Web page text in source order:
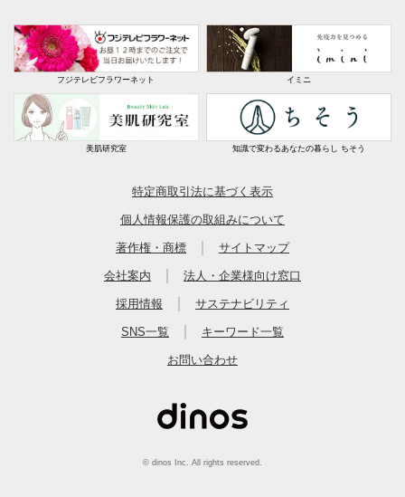
フジテレビフラワーネット イミニ
美肌研究室 知識で変わるあなたの暮らし ちそう
特定商取引法に基づく表示
個人情報保護の取組みについて
著作権・商標 サイトマップ
会社案内 法人・企業様向け窓口
採用情報 サステナビリティ
SNS一覧 キーワード一覧
お問い合わせ
© dinos Inc. All rights reserved.